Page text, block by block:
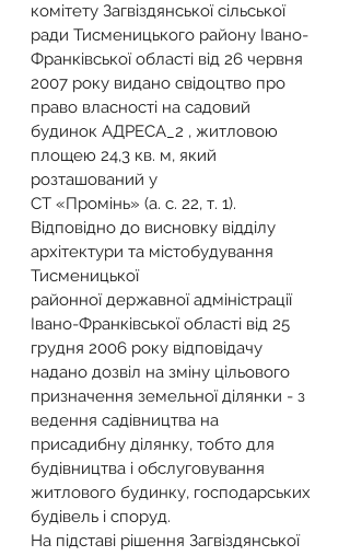
комітету Загвіздянської сільської
ради Тисменицького району Івано-
Франківської області від 26 червня
2007 року видано свідоцтво про
право власності на садовий
будинок АДРЕСА_2 , житловою
площею 24,3 кв. м, який
розташований у
СТ «Промінь» (а. с. 22, т. 1).
Відповідно до висновку відділу
архітектури та містобудування
Тисменицької
районної державної адміністрації
Івано-Франківської області від 25
грудня 2006 року відповідачу
надано дозвіл на зміну цільового
призначення земельної ділянки - з
ведення садівництва на
присадибну ділянку, тобто для
будівництва і обслуговування
житлового будинку, господарських
будівель і споруд.
На підставі рішення Загвіздянської